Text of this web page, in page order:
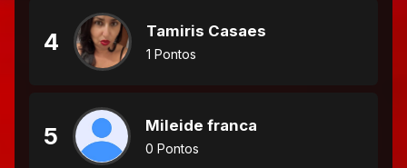
4 Tamiris Casaes
1 Pontos
5 Mileide franca
0 Pontos